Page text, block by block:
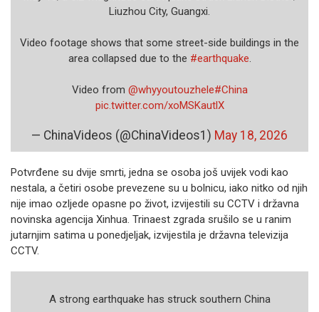
Liuzhou City, Guangxi.
Video footage shows that some street-side buildings in the
area collapsed due to the #earthquake.
Video from @whyyoutouzhele#China
pic.twitter.com/xoMSKautlX
— ChinaVideos (@ChinaVideos1) May 18, 2026
Potvrđene su dvije smrti, jedna se osoba još uvijek vodi kao
nestala, a četiri osobe prevezene su u bolnicu, iako nitko od njih
nije imao ozljede opasne po život, izvijestili su CCTV i državna
novinska agencija Xinhua. Trinaest zgrada srušilo se u ranim
jutarnjim satima u ponedjeljak, izvijestila je državna televizija
CCTV.
A strong earthquake has struck southern China